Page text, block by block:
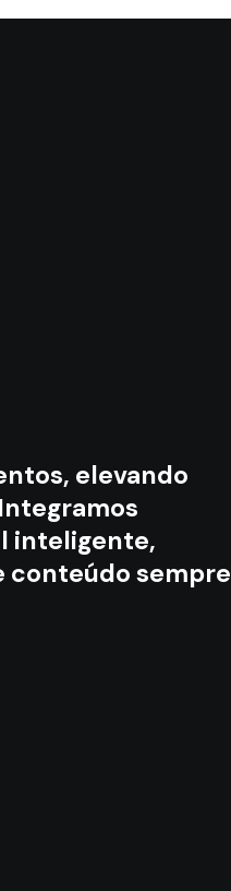
elevando
inteligente,
conteúdo sempre